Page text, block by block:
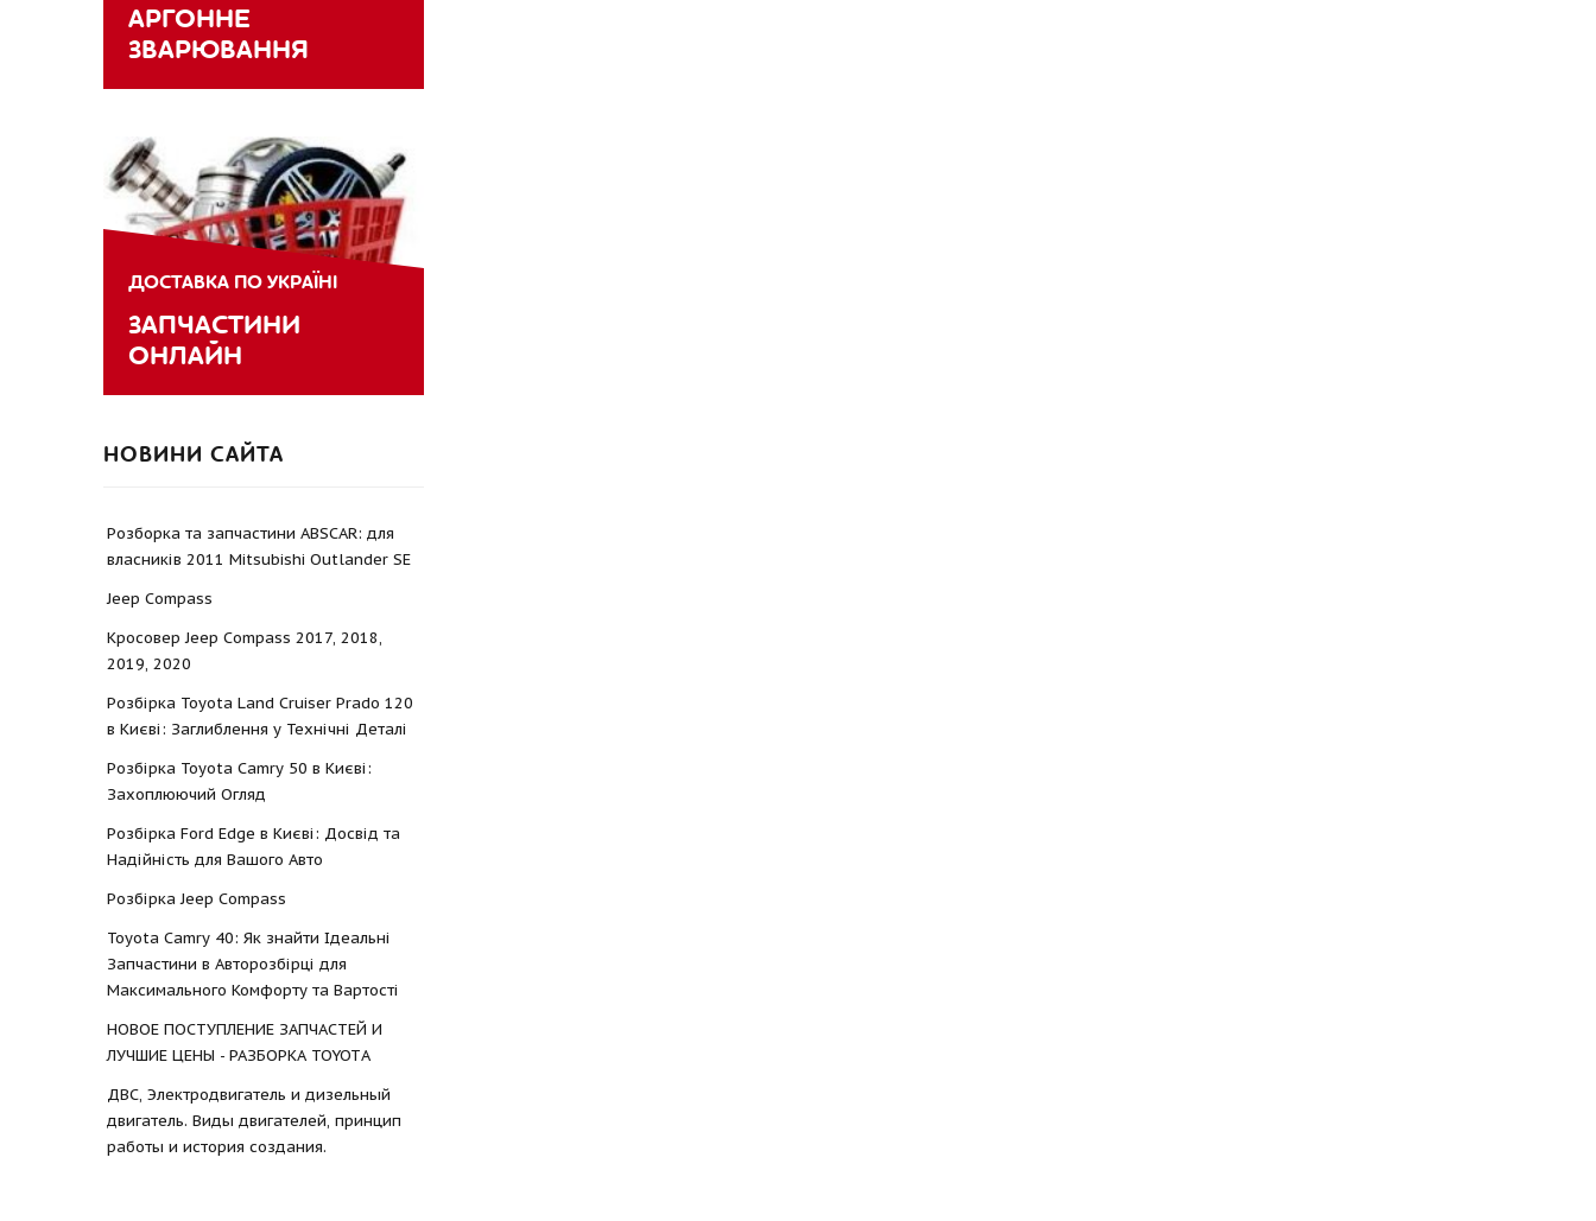
АРГОННЕ
ЗВАРЮВАННЯ
ДОСТАВКА ПО УКРАЇНІ
ЗАПЧАСТИНИ
ОНЛАЙН
НОВИНИ САЙТА
Розборка та запчастини ABSCAR: для
власників 2011 Mitsubishi Outlander SE
Jeep Compass
Кросовер Jeep Compass 2017, 2018,
2019, 2020
Розбірка Toyota Land Cruiser Prado 120
в Києві: Заглиблення у Технічні Деталі
Розбірка Toyota Camry 50 в Києві:
Захоплюючий Огляд
Розбірка Ford Edge в Києві: Досвід та
Надійність для Вашого Авто
Розбірка Jeep Compass
Toyota Camry 40: Як знайти Ідеальні
Запчастини в Авторозбірці для
Максимального Комфорту та Вартості
НОВОЕ ПОСТУПЛЕНИЕ ЗАПЧАСТЕЙ И
ЛУЧШИЕ ЦЕНЫ - РАЗБОРКА TOYOTА
ДВС, Электродвигатель и дизельный
двигатель. Виды двигателей, принцип
работы и история создания.